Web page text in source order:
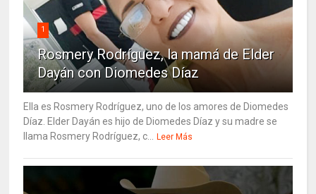
1
Rosmery Rodríguez, la mamá de Elder
Dayán con Diomedes Díaz
Ella es Rosmery Rodríguez, uno de los amores de Diomedes
Díaz. Elder Dayán es hijo de Diomedes Díaz y su madre se
llama Rosmery Rodríguez, c...
Leer Más